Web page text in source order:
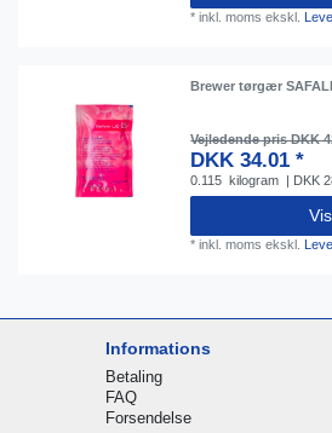
*inkl. moms ekskl.
Brewer tørgær
Vejledende pris DKK
DKK 34.01 *
0.115 kilogram | DKK
*inkl. moms ekskl.
Informations
Betaling
FAQ
Forsendelse